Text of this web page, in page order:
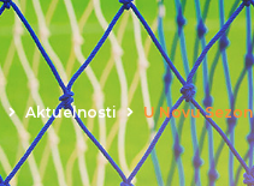
Aktuelnosti U Novu